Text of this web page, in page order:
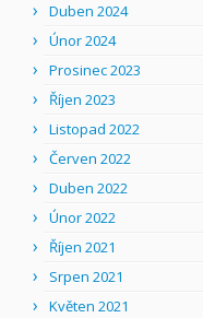
Duben 2024
Únor 2024
Prosinec 2023
Říjen 2023
Listopad 2022
Červen 2022
Duben 2022
Únor 2022
Říjen 2021
Srpen 2021
Květen 2021